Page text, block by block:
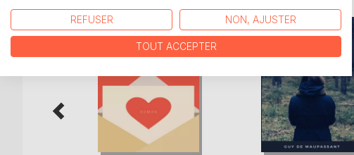
REFUSER NON, AJUSTER
TOUT ACCEPTER